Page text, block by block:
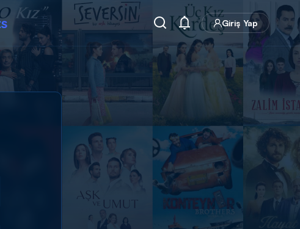
Giriş Yap